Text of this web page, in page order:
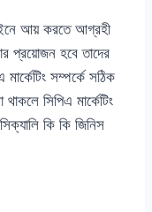
আয় করতে আগ্রহী
প্রয়োজন হবে তাদের
সম্পর্কে সঠিক
সিপিএ মার্কেটিং
কি কি জিনিস